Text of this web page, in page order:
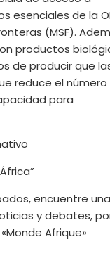
esenciales de la
(MSF).
productos
de producir que
reduce el número
para
encuentre una
y debates,
Afrique»